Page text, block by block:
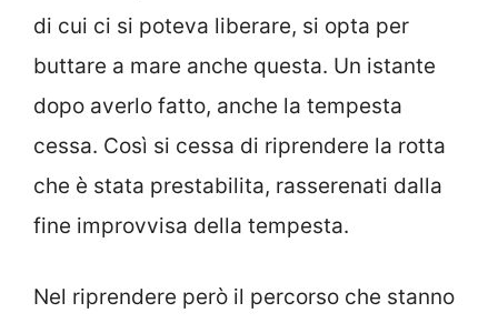
di cui ci si poteva liberare, si opta per
buttare a mare anche questa. Un istante
dopo averlo fatto, anche la tempesta
cessa. Così si cessa di riprendere la rotta
che è stata prestabilita, rasserenati dalla
fine improvvisa della tempesta.
Nel riprendere però il percorso che stanno